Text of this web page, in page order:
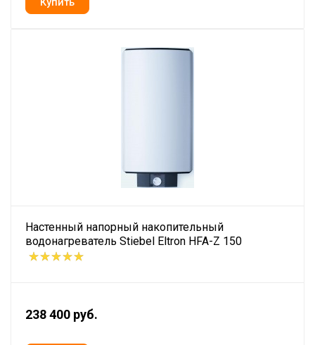
Настенный напорный накопительный
водонагреватель Stiebel Eltron HFA-Z 150
238 400 руб.